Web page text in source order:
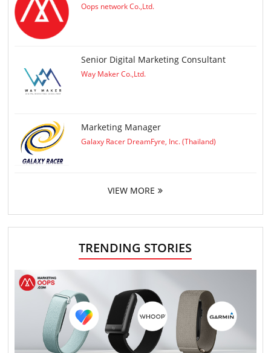
Oops network Co.,Ltd.
Senior Digital Marketing Consultant
Way Maker Co.,Ltd.
Marketing Manager
Galaxy Racer DreamFyre, Inc. (Thailand)
VIEW MORE
TRENDING STORIES